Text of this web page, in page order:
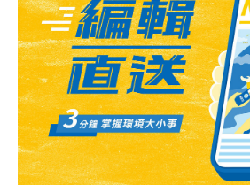
埋場距離高潮線已不到7公尺。花蓮
示，初步投擲後已暫時化解危機，
才能有效保護海岸，環保局將再與第